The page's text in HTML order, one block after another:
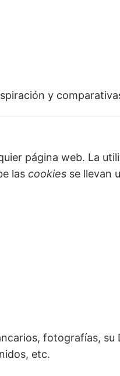
y
página web. La
las cookies se llevan
fotografías, su
etc.